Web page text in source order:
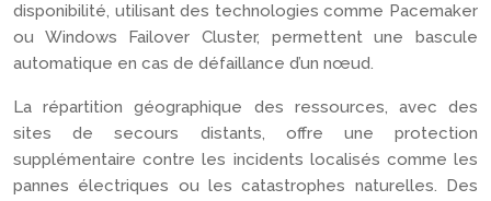
disponibilité, utilisant des technologies comme Pacemaker
ou Windows Failover Cluster, permettent une bascule
automatique en cas de défaillance d’un nœud.
La répartition géographique des ressources, avec des
sites de secours distants, offre une protection
supplémentaire contre les incidents localisés comme les
pannes électriques ou les catastrophes naturelles. Des